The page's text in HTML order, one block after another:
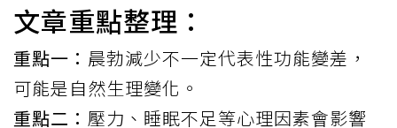
文章重點整理：
重點一： 晨勃減少不一定代表性功能變差，
可能是自然生理變化。
重點二： 壓力、睡眠不足等心理因素會影響